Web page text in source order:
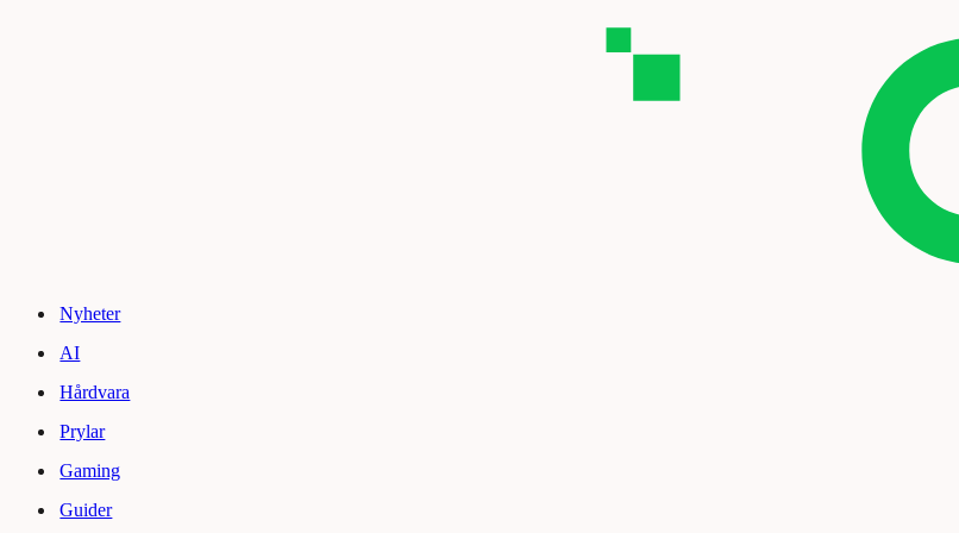
Nyheter
AI
Hårdvara
Prylar
Gaming
Guider